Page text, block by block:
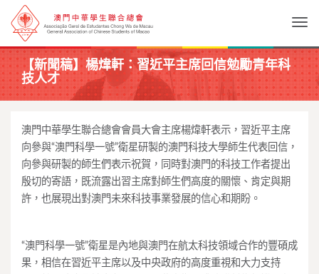
【新聞稿】楊煒軒：習近平主席回信勉勵青年科
技人才
澳門中華學生聯合總會會員大會主席楊煒軒表示，習近平主席
向參與“澳門科學一號”衛星研製的澳門科技大學師生代表回信，
向參與研製的師生們表示祝賀，同時對澳門的科技工作者提出
殷切的寄語，既流露出習主席對師生們高度的關懷、肯定與期
許，也展現出對澳門未來科技事業發展的信心和期盼。
“澳門科學一號”衛星是內地與澳門在航太科技領域合作的豐碩成
果，相信在習近平主席以及中央政府的高度重視和大力支持